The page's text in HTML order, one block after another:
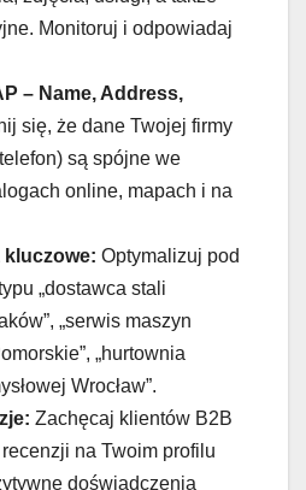
Monitoruj i odpowiadaj
– Name, Address,
się, że dane Twojej firmy
są spójne we
online, mapach i na
kluczowe: Optymalizuj pod
„dostawca stali
„serwis maszyn
„hurtownia
Wrocław”.
Zachęcaj klientów B2B
na Twoim profilu
doświadczenia